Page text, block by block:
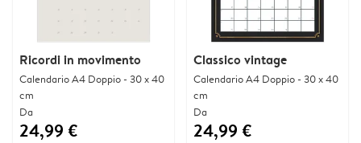
Ricordi in movimento
Calendario A4 Doppio - 30 x 40
cm
Da
24,99 €
Classico vintage
Calendario A4 Doppio - 30 x 40
cm
Da
24,99 €